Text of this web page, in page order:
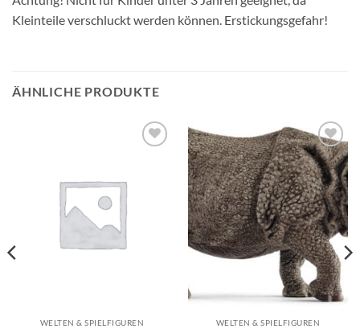
Kleinteile verschluckt werden können. Erstickungsgefahr!
ÄHNLICHE PRODUKTE
WELTEN & SPIELFIGUREN
Auf die
Wunschliste
WELTEN & SPIELFIGUREN